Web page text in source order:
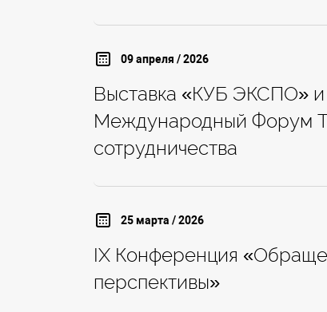
09 апреля / 2026
Выставка «КУБ ЭКСПО» и
Международный Форум
сотрудничества
25 марта / 2026
IX Конференция
перспективы»